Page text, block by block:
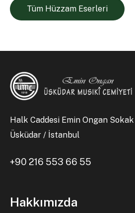
Tüm Hüzzam Eserleri
Halk Caddesi Emin Ongan Sokak
Üsküdar / İstanbul
+90 216 553 66 55
Hakkımızda